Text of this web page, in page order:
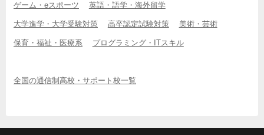
ゲーム・eスポーツ 英語・語学・海外留学
大学進学・大学受験対策 高卒認定試験対策 美術・芸術
保育・福祉・医療系 プログラミング・ITスキル
全国の通信制高校・サポート校一覧